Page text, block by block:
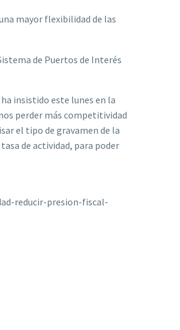
mayor flexibilidad de las
de Puertos de Interés
insistido este lunes en la
perder más competitividad
el tipo de gravamen de la
de actividad, para poder
reducir-presion-fiscal-